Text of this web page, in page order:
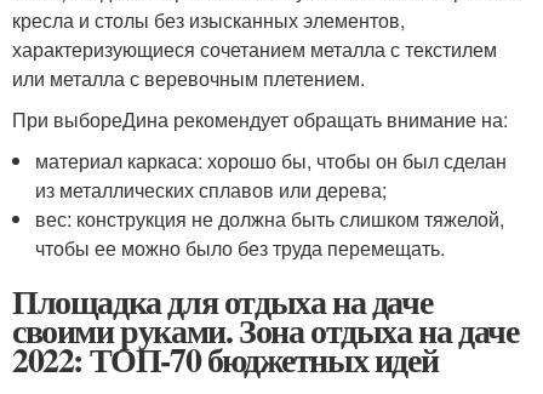
кресла и столы без изысканных элементов,
характеризующиеся сочетанием металла с текстилем
или металла с веревочным плетением.
При выбореДина рекомендует обращать внимание на:
материал каркаса: хорошо бы, чтобы он был сделан
из металлических сплавов или дерева;
вес: конструкция не должна быть слишком тяжелой,
чтобы ее можно было без труда перемещать.
Площадка для отдыха на даче
своими руками. Зона отдыха на даче
2022: ТОП-70 бюджетных идей